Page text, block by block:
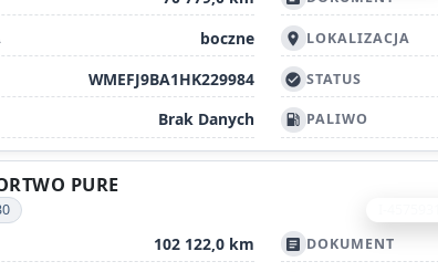
boczne location_on LOKALIZACJA
WMEFJ9BA1HK229984 check_circle STATUS
Brak Danych local_gas_station PALIWO
PURE
102 122,0 km article DOKUMENT